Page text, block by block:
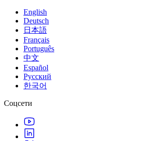
English
Deutsch
日本語
Français
Português
中文
Español
Русский
한국어
Соцсети